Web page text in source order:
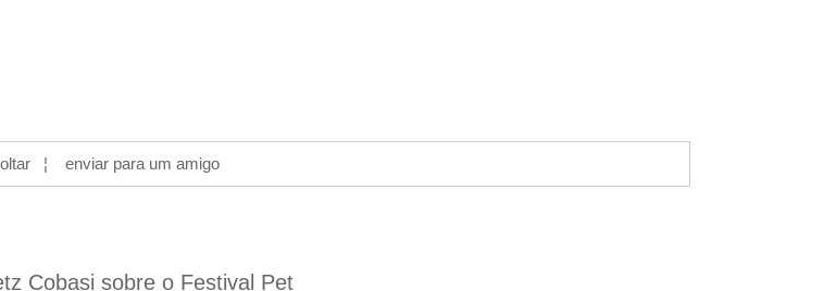
¦ enviar para um amigo
Cobasi sobre o Festival Pet